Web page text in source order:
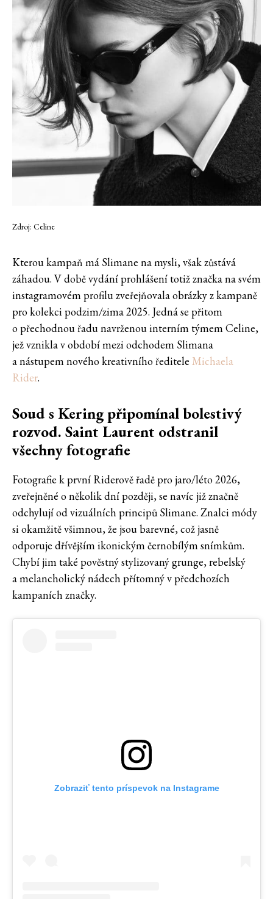
Zdroj: Celine
Kterou kampaň má Slimane na mysli, však zůstává
záhadou. V době vydání prohlášení totiž značka na svém
instagramovém profilu zveřejňovala obrázky z kampaně
pro kolekci podzim/zima 2025. Jedná se přitom
o přechodnou řadu navrženou interním týmem Celine,
jež vznikla v období mezi odchodem Slimana
a nástupem nového kreativního ředitele Michaela
Rider.
Soud s Kering připomínal bolestivý
rozvod. Saint Laurent odstranil
všechny fotografie
Fotografie k první Riderově řadě pro jaro/léto 2026,
zveřejněné o několik dní později, se navíc již značně
odchylují od vizuálních principů Slimane. Znalci módy
si okamžitě všimnou, že jsou barevné, což jasně
odporuje dřívějším ikonickým černobílým snímkům.
Chybí jim také pověstný stylizovaný grunge, rebelský
a melancholický nádech přítomný v předchozích
kampaních značky.
Zobraziť tento príspevok na Instagrame